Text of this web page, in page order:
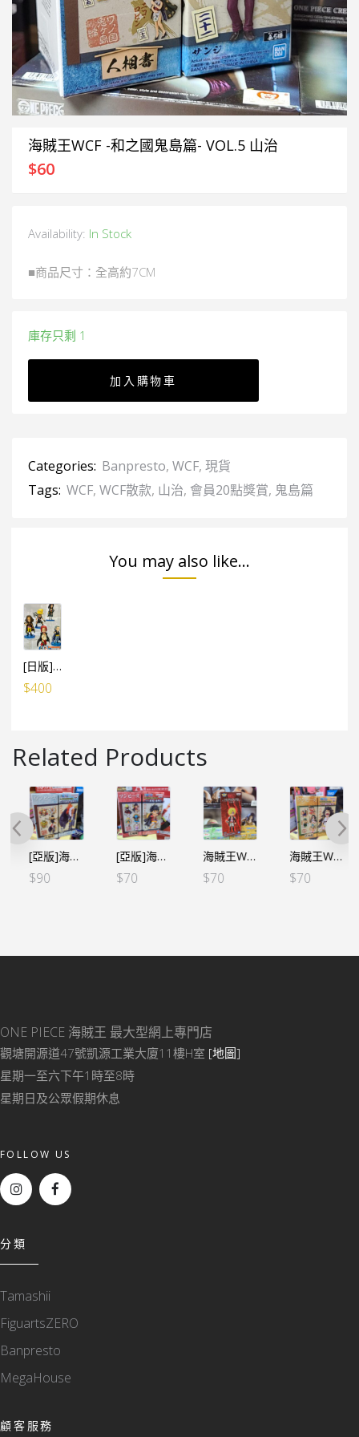
海賊王WCF -和之國鬼島篇- VOL.5 山治
$60
Availability: In Stock
■商品尺寸：全高約7CM
庫存只剩 1
加入購物車
Categories: Banpresto, WCF, 現貨
Tags: WCF, WCF散款, 山治, 會員20點獎賞, 鬼島篇
You may also like...
[日版]海賊王WCF -FILM RED- VOL.3（5個SET）（日）
$400
Related Products
[亞版]海賊王WCF -和之國鬼島篇- VOL.11 – C燼
$90
[亞版]海賊王WCF -和之國鬼島篇- VOL.3 路飛
70
海賊王WCF -FILM RED- VOL.1 山治（行）
70
海賊王WCF -和之國完結篇- VOL.1 桃之助 (行版)
$70
ONE PIECE 海賊王 最大型網上專門店
觀塘開源道47號凱源工業大廈11樓H室 [地圖]
星期一至六下午1時至8時
星期日及公眾假期休息
FOLLOW US
分類
Tamashii
FiguartsZERO
Banpresto
MegaHouse
顧客服務